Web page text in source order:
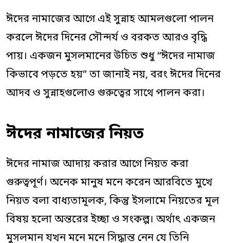
ঈদের নামাজের আগে এই সুন্নাহ আমলগুলো পালন
করলে ঈদের দিনের সৌন্দর্য ও বরকত আরও বৃদ্ধি
পায়। একজন মুসলমানের উচিত শুধু “ঈদের নামাজ
কিভাবে পড়তে হয়” তা জানাই নয়, বরং ঈদের দিনের
আদব ও সুন্নাহগুলোও গুরুত্বের সাথে পালন করা।
ঈদের নামাজের নিয়ত
ঈদের নামাজ আদায় করার আগে নিয়ত করা
গুরুত্বপূর্ণ। অনেক মানুষ মনে করেন আরবিতে মুখে
নিয়ত বলা বাধ্যতামূলক, কিন্তু ইসলামে নিয়তের মূল
বিষয় হলো অন্তরের ইচ্ছা ও সংকল্প। অর্থাৎ একজন
মুসলমান যখন মনে মনে সিদ্ধান্ত নেন যে তিনি